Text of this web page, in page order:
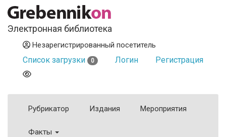
Электронная библиотека
Незарегистрированный посетитель
Список загрузки 0 Логин Регистрация
Рубрикатор Издания Мероприятия
Факты